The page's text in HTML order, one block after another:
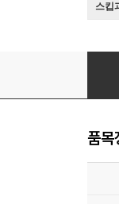
스킵
365
품목